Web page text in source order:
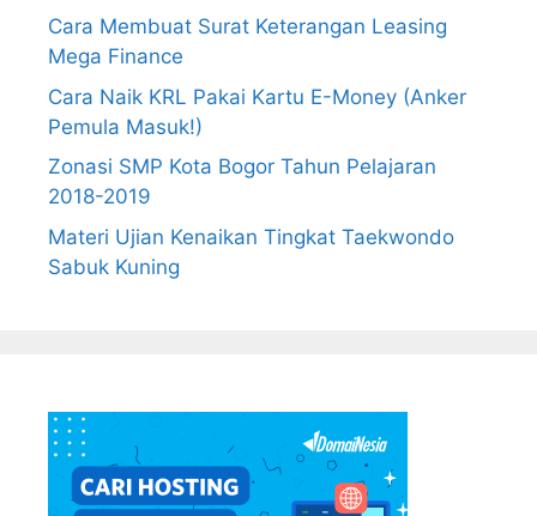
Cara Membuat Surat Keterangan Leasing
Mega Finance
Cara Naik KRL Pakai Kartu E-Money (Anker
Pemula Masuk!)
Zonasi SMP Kota Bogor Tahun Pelajaran
2018-2019
Materi Ujian Kenaikan Tingkat Taekwondo
Sabuk Kuning